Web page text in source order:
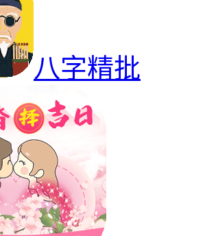
八字精批